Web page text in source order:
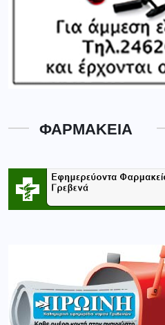
ΦΑΡΜΑΚΕΙΑ